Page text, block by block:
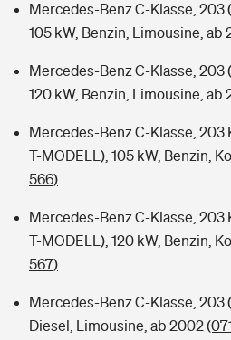
Mercedes-Benz C-Klasse, 203
105 kW, Benzin, Limousine, ab
Mercedes-Benz C-Klasse, 203
120 kW, Benzin, Limousine, ab
Mercedes-Benz C-Klasse, 203
T-MODELL), 105 kW, Benzin,
566)
Mercedes-Benz C-Klasse, 203
T-MODELL), 120 kW, Benzin,
567)
Mercedes-Benz C-Klasse, 203
Diesel, Limousine, ab 2002